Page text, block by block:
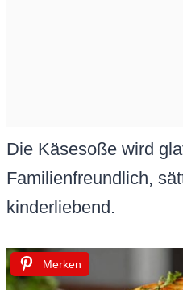
Die Käsesoße wird
Familienfreundlich,
kinderliebend.
Merken